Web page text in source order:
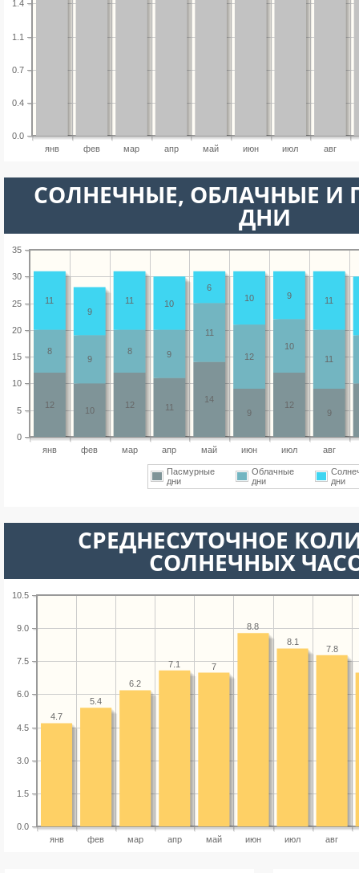
янв фев мар апр май июн июл авг
0.0
0.4
0.7
1.1
1.4
CОЛНЕЧНЫЕ, ОБЛАЧНЫЕ И
ДНИ
янв фев мар апр май июн июл авг
0
5
10
15
20
25
30
35
9
12
9
14
11
12
10
12
11
10
12
11
9
8
9
8
11
9
10
6
10
11
9
11
Пасмурные
дни
Облачные
дни
дни
СРЕДНЕСУТОЧНОЕ
СОЛНЕЧНЫХ
янв фев мар апр май июн июл авг
0.0
1.5
3.0
4.5
6.0
7.5
9.0
10.5
7.8
8.1
8.8
7
7.1
6.2
5.4
4.7